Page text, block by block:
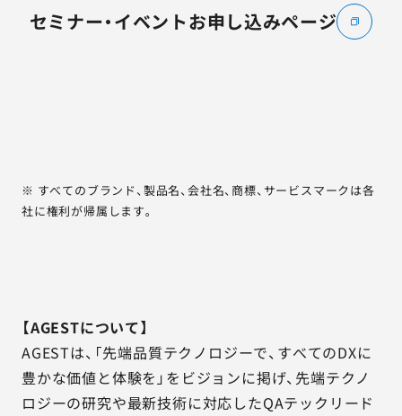
セミナー・イベントお申し込みページ
※ すべてのブランド、製品名、会社名、商標、サービスマークは各
社に権利が帰属します。
【AGESTについて】
AGESTは、「先端品質テクノロジーで、すべてのDXに
豊かな価値と体験を」をビジョンに掲げ、先端テクノ
ロジーの研究や最新技術に対応したQAテックリード